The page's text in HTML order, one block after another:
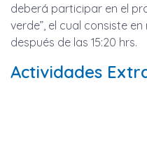
deberá participar en el
verde”, el cual consiste
después de las 15:20 hrs.
Actividades